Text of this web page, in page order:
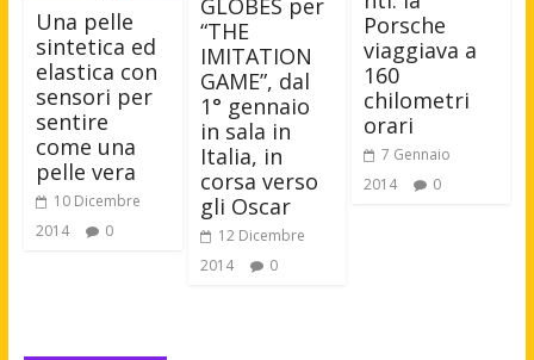
Una pelle
sintetica ed
elastica con
sensori per
sentire
come una
pelle vera
10 Dicembre
2014
0
GLOBES per
“THE
IMITATION
GAME”, dal
1° gennaio
in sala in
Italia, in
corsa verso
gli Oscar
12 Dicembre
2014
0
Porsche
viaggiava a
160
chilometri
orari
7 Gennaio
2014
0